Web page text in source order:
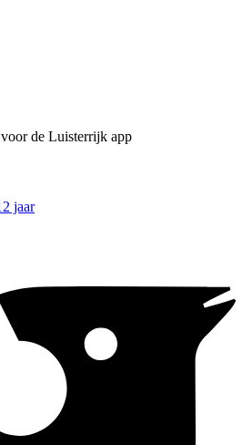
de Luisterrijk app
jaar